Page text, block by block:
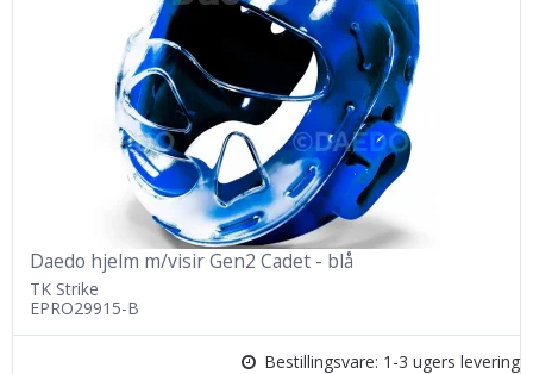
Daedo hjelm m/visir Gen2 Cadet - blå
TK Strike
EPRO29915-B
Bestillingsvare: 1-3 ugers levering